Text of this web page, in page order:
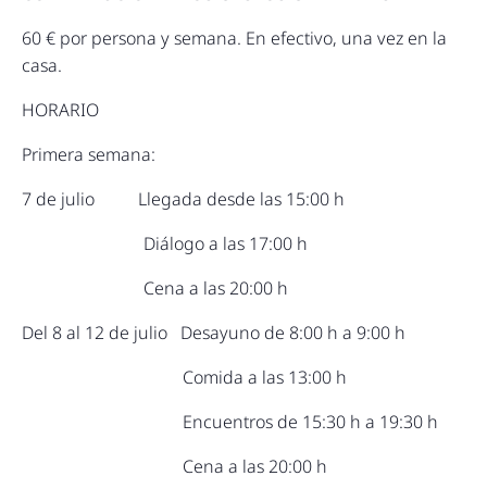
60 € por persona y semana. En efectivo, una vez en la
casa.
HORARIO
Primera semana:
7 de julio Llegada desde las 15:00 h
Diálogo a las 17:00 h
Cena a las 20:00 h
Del 8 al 12 de julio Desayuno de 8:00 h a 9:00 h
Comida a las 13:00 h
Encuentros de 15:30 h a 19:30 h
Cena a las 20:00 h